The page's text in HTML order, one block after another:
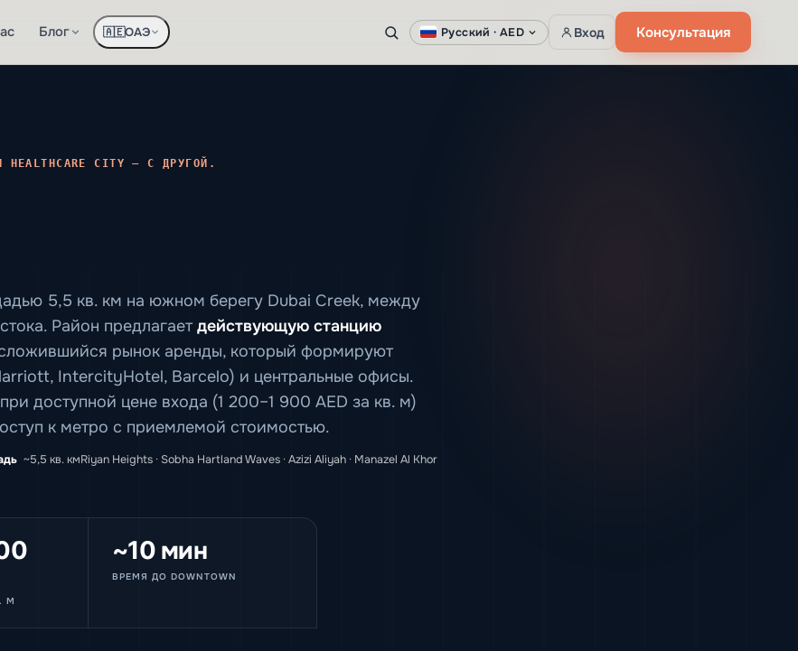
Блог 🇦🇪ОАЭ Русский · AED Вход Консультация
CITY — С ДРУГОЙ.
5,5 кв. км на южном берегу Dubai Creek, между
Район предлагаетдействующую станцию
рынок аренды, который формируют
IntercityHotel, Barcelo) и центральные офисы.
доступной цене входа (1 200–1 900 AED за кв. м)
к метро с приемлемой стоимостью.
~5,5 кв. кмRiyan Heights · Sobha Hartland Waves · Azizi Aliyah · Manazel Al Khor
М
~10 мин
ВРЕМЯ ДО DOWNTOWN